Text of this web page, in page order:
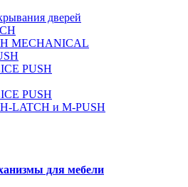
дверей
MECHANICAL
PUSH
PUSH
LATCH и M-PUSH
для мебели